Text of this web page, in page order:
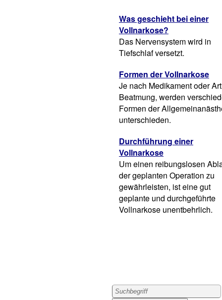
Was geschieht bei einer
Vollnarkose?
Das Nervensystem wird in
Tiefschlaf versetzt.
Formen der Vollnarkose
Je nach Medikament oder
Beatmung, werden
Formen der
unterschieden.
Durchführung einer
Vollnarkose
Um einen reibungslosen
der geplanten Operation zu
gewährleisten, ist eine gut
geplante und durchgeführte
Vollnarkose unentbehrlich.